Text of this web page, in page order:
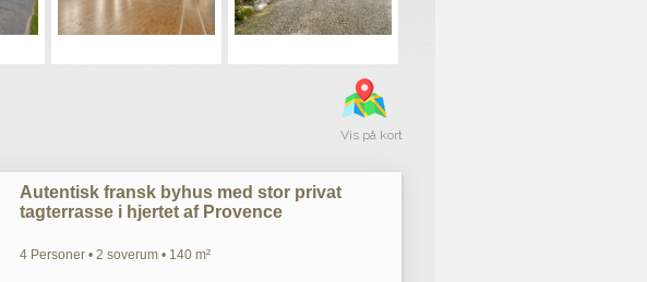
Vis på kort
Autentisk fransk byhus med stor privat
tagterrasse i hjertet af Provence
4 Personer • 2 soverum • 140 m²